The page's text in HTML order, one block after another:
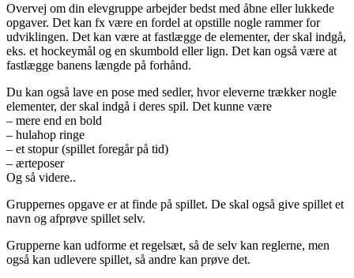
Overvej om din elevgruppe arbejder bedst med åbne eller lukkede
opgaver. Det kan fx være en fordel at opstille nogle rammer for
udviklingen. Det kan være at fastlægge de elementer, der skal indgå,
eks. et hockeymål og en skumbold eller lign. Det kan også være at
fastlægge banens længde på forhånd.
Du kan også lave en pose med sedler, hvor eleverne trækker nogle
elementer, der skal indgå i deres spil. Det kunne være
– mere end en bold
– hulahop ringe
– et stopur (spillet foregår på tid)
– ærteposer
Og så videre..
Gruppernes opgave er at finde på spillet. De skal også give spillet et
navn og afprøve spillet selv.
Grupperne kan udforme et regelsæt, så de selv kan reglerne, men
også kan udlevere spillet, så andre kan prøve det.